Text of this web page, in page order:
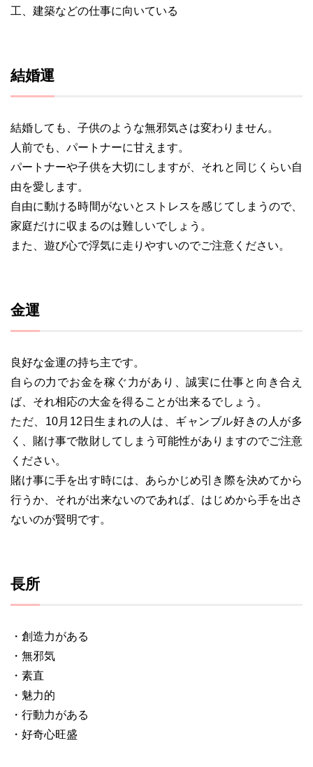
工、建築などの仕事に向いている
結婚運
結婚しても、子供のような無邪気さは変わりません。
人前でも、パートナーに甘えます。
パートナーや子供を大切にしますが、それと同じくらい自
由を愛します。
自由に動ける時間がないとストレスを感じてしまうので、
家庭だけに収まるのは難しいでしょう。
また、遊び心で浮気に走りやすいのでご注意ください。
金運
良好な金運の持ち主です。
自らの力でお金を稼ぐ力があり、誠実に仕事と向き合え
ば、それ相応の大金を得ることが出来るでしょう。
ただ、10月12日生まれの人は、ギャンブル好きの人が多
く、賭け事で散財してしまう可能性がありますのでご注意
ください。
賭け事に手を出す時には、あらかじめ引き際を決めてから
行うか、それが出来ないのであれば、はじめから手を出さ
ないのが賢明です。
長所
・創造力がある
・無邪気
・素直
・魅力的
・行動力がある
・好奇心旺盛